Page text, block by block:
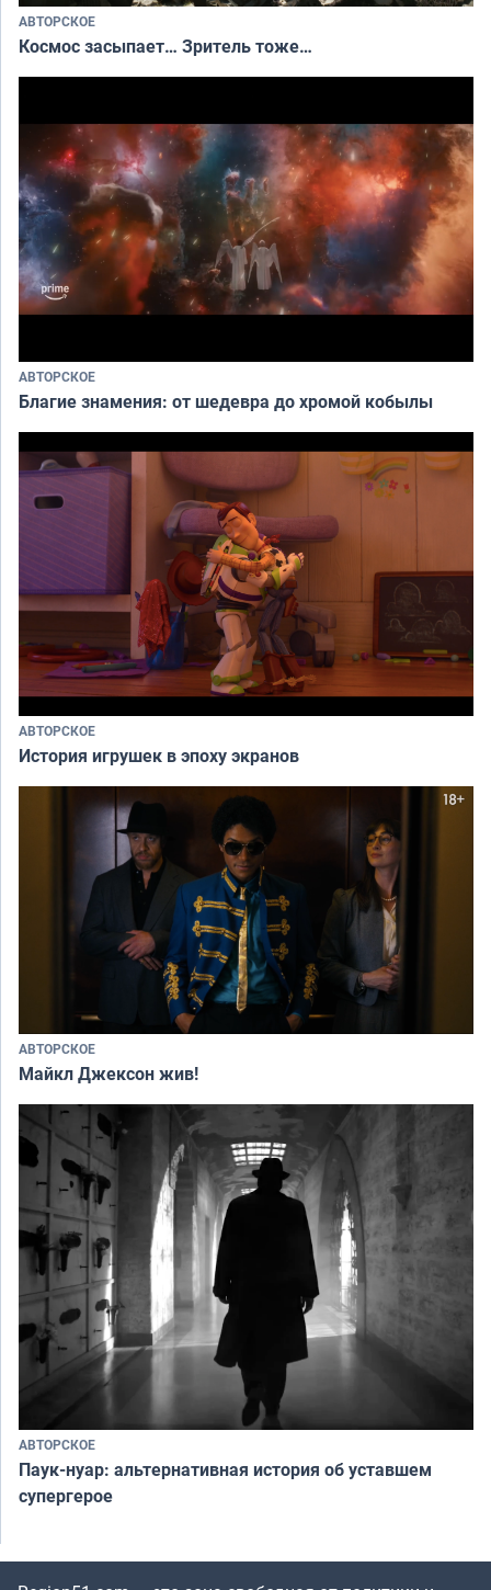
АВТОРСКОЕ
Космос засыпает… Зритель тоже…
АВТОРСКОЕ
Благие знамения: от шедевра до хромой кобылы
АВТОРСКОЕ
История игрушек в эпоху экранов
АВТОРСКОЕ
Майкл Джексон жив!
АВТОРСКОЕ
Паук-нуар: альтернативная история об уставшем
супергерое